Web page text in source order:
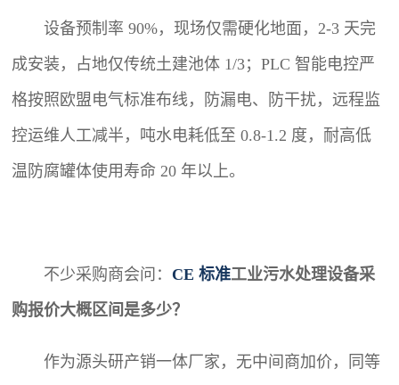
设备预制率 90%，现场仅需硬化地面，2-3 天完
成安装，占地仅传统土建池体 1/3；PLC 智能电控严
格按照欧盟电气标准布线，防漏电、防干扰，远程监
控运维人工减半，吨水电耗低至 0.8-1.2 度，耐高低
温防腐罐体使用寿命 20 年以上。
不少采购商会问： CE 标准工业污水处理设备采
购报价大概区间是多少？
作为源头研产销一体厂家，无中间商加价，同等